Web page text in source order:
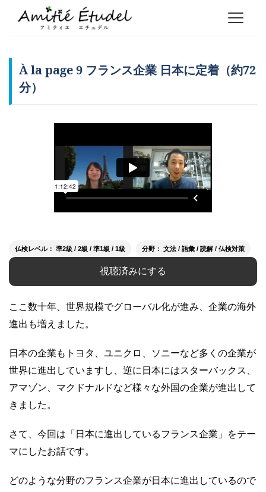
À la page 9 フランス企業 日本に定着（約72
分）
仏検レベル： 準2級 / 2級 / 準1級 / 1級 分野： 文法 / 語彙 / 読解 / 仏検対策
視聴済みにする
ここ数十年、世界規模でグローバル化が進み、企業の海外
進出も増えました。
日本の企業もトヨタ、ユニクロ、ソニーなど多くの企業が
世界に進出していますし、逆に日本にはスターバックス、
アマゾン、マクドナルドなど様々な外国の企業が進出して
きました。
さて、今回は「日本に進出しているフランス企業」をテー
マにしたお話です。
どのような分野のフランス企業が日本に進出しているので